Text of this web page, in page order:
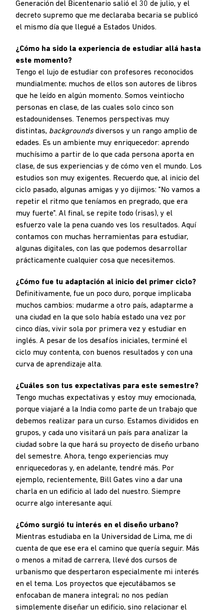
Generación del Bicentenario salió el 30 de julio, y el
decreto supremo que me declaraba becaria se publicó
el mismo día que llegué a Estados Unidos.
¿Cómo ha sido la experiencia de estudiar allá hasta
este momento?
Tengo el lujo de estudiar con profesores reconocidos
mundialmente; muchos de ellos son autores de libros
que he leído en algún momento. Somos veintiocho
personas en clase, de las cuales solo cinco son
estadounidenses. Tenemos perspectivas muy
distintas, backgroundsdiversos y un rango amplio de
edades. Es un ambiente muy enriquecedor: aprendo
muchísimo a partir de lo que cada persona aporta en
clase, de sus experiencias y de cómo ven el mundo. Los
estudios son muy exigentes. Recuerdo que, al inicio del
ciclo pasado, algunas amigas y yo dijimos: "No vamos a
repetir el ritmo que teníamos en pregrado, que era
muy fuerte". Al final, se repite todo (risas), y el
esfuerzo vale la pena cuando ves los resultados. Aquí
contamos con muchas herramientas para estudiar,
algunas digitales, con las que podemos desarrollar
prácticamente cualquier cosa que necesitemos.
¿Cómo fue tu adaptación al inicio del primer ciclo?
Definitivamente, fue un poco duro, porque implicaba
muchos cambios: mudarme a otro país, adaptarme a
una ciudad en la que solo había estado una vez por
cinco días, vivir sola por primera vez y estudiar en
inglés. A pesar de los desafíos iniciales, terminé el
ciclo muy contenta, con buenos resultados y con una
curva de aprendizaje alta.
¿Cuáles son tus expectativas para este semestre?
Tengo muchas expectativas y estoy muy emocionada,
porque viajaré a la India como parte de un trabajo que
debemos realizar para un curso. Estamos divididos en
grupos, y cada uno visitará un país para analizar la
ciudad sobre la que hará su proyecto de diseño urbano
del semestre. Ahora, tengo experiencias muy
enriquecedoras y, en adelante, tendré más. Por
ejemplo, recientemente, Bill Gates vino a dar una
charla en un edificio al lado del nuestro. Siempre
ocurre algo interesante aquí.
¿Cómo surgió tu interés en el diseño urbano?
Mientras estudiaba en la Universidad de Lima, me di
cuenta de que ese era el camino que quería seguir. Más
o menos a mitad de carrera, llevé dos cursos de
urbanismo que despertaron especialmente mi interés
en el tema. Los proyectos que ejecutábamos se
enfocaban de manera integral; no nos pedían
simplemente diseñar un edificio, sino relacionar el